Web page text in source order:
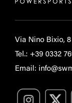
Via Nino Bixio, 8
Tel.: +39 0332
Email: